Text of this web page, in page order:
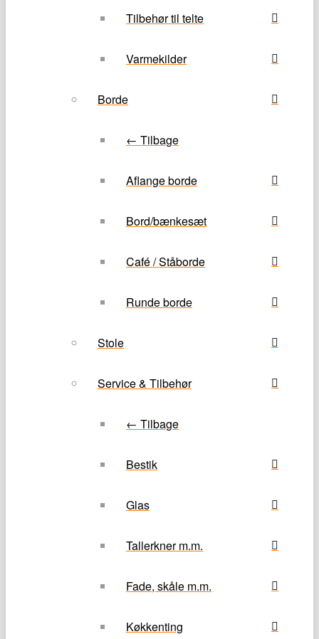
Tilbehør til telte
Varmekilder
Borde
← Tilbage
Aflange borde
Bord/bænkesæt
Café / Ståborde
Runde borde
Stole
Service & Tilbehør
← Tilbage
Bestik
Glas
Tallerkner m.m.
Fade, skåle m.m.
Køkkenting